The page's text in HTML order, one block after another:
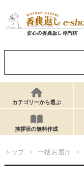
カテゴリーから選ぶ
挨拶状の無料作成
トップ 一括お届け